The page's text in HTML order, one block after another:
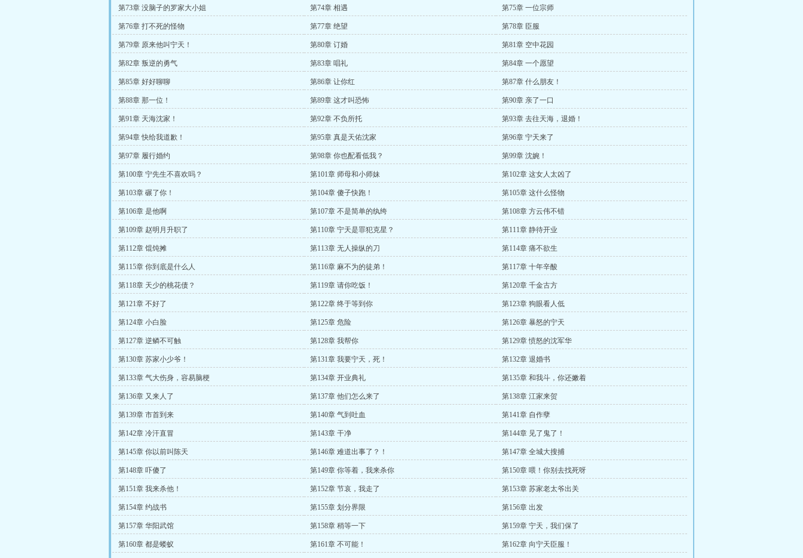
第73章 没脑子的罗家大小姐 第74章 相遇 第75章 一位宗师
第76章 打不死的怪物 第77章 绝望 第78章 臣服
第79章 原来他叫宁天！ 第80章 订婚 第81章 空中花园
第82章 叛逆的勇气 第83章 唱礼 第84章 一个愿望
第85章 好好聊聊 第86章 让你红 第87章 什么朋友！
第88章 那一位！ 第89章 这才叫恐怖 第90章 亲了一口
第91章 天海沈家！ 第92章 不负所托 第93章 去往天海，退婚！
第94章 快给我道歉！ 第95章 真是天佑沈家 第96章 宁天来了
第97章 履行婚约 第98章 你也配看低我？ 第99章 沈婉！
第100章 宁先生不喜欢吗？ 第101章 师母和小师妹 第102章 这女人太凶了
第103章 碾了你！ 第104章 傻子快跑！ 第105章 这什么怪物
第106章 是他啊 第107章 不是简单的纨绔 第108章 方云伟不错
第109章 赵明月升职了 第110章 宁天是罪犯克星？ 第111章 静待开业
第112章 馄饨摊 第113章 无人操纵的刀 第114章 痛不欲生
第115章 你到底是什么人 第116章 麻不为的徒弟！ 第117章 十年辛酸
第118章 天少的桃花债？ 第119章 请你吃饭！ 第120章 千金古方
第121章 不好了 第122章 终于等到你 第123章 狗眼看人低
第124章 小白脸 第125章 危险 第126章 暴怒的宁天
第127章 逆鳞不可触 第128章 我帮你 第129章 愤怒的沈军华
第130章 苏家小少爷！ 第131章 我要宁天，死！ 第132章 退婚书
第133章 气大伤身，容易脑梗 第134章 开业典礼 第135章 和我斗，你还嫩着
第136章 又来人了 第137章 他们怎么来了 第138章 江家来贺
第139章 市首到来 第140章 气到吐血 第141章 自作孽
第142章 冷汗直冒 第143章 干净 第144章 见了鬼了！
第145章 你以前叫陈天 第146章 难道出事了？！ 第147章 全城大搜捕
第148章 吓傻了 第149章 你等着，我来杀你 第150章 喂！你别去找死呀
第151章 我来杀他！ 第152章 节哀，我走了 第153章 苏家老太爷出关
第154章 约战书 第155章 划分界限 第156章 出发
第157章 华阳武馆 第158章 稍等一下 第159章 宁天，我们保了
第160章 都是蝼蚁 第161章 不可能！ 第162章 向宁天臣服！